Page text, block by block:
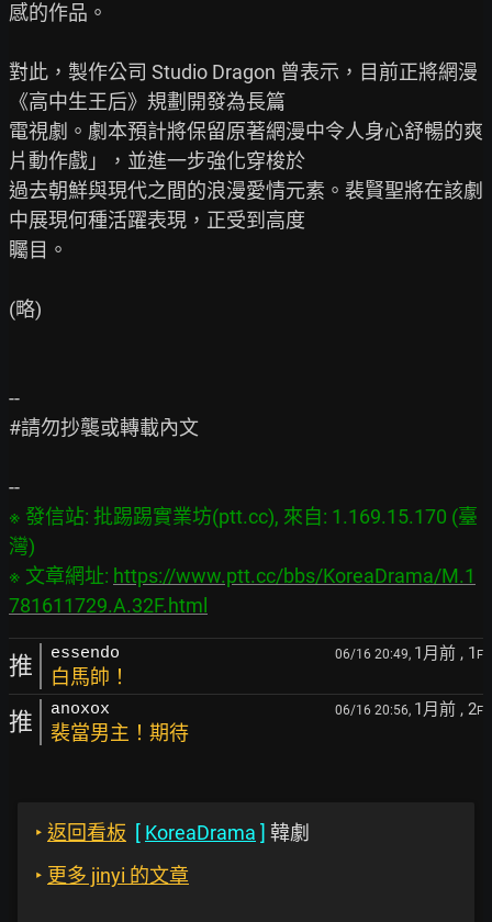
感的作品。
對此，製作公司 Studio Dragon 曾表示，目前正將網漫
《高中生王后》規劃開發為長篇
電視劇。劇本預計將保留原著網漫中令人身心舒暢的爽
片動作戲」，並進一步強化穿梭於
過去朝鮮與現代之間的浪漫愛情元素。裴賢聖將在該劇
中展現何種活躍表現，正受到高度
矚目。
(略)
--
#請勿抄襲或轉載內文
※ 發信站: 批踢踢實業坊(ptt.cc), 來自: 1.169.15.170 (臺
灣)
※ 文章網址: https://www.ptt.cc/bbs/KoreaDrama/M.1
781611729.A.32F.html
推 essendo 06/16 20:49, 1月前 , 1 F
白馬帥！
推 anoxox 06/16 20:56, 1月前 , 2F
裴當男主！期待
‣ 返回看板 [ KoreaDrama ] 韓劇
‣ 更多 jinyi 的文章